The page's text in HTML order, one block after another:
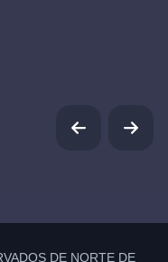
DE NORTE DE